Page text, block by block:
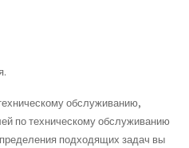
обслуживанию,
по техническому обслуживанию
подходящих задач вы